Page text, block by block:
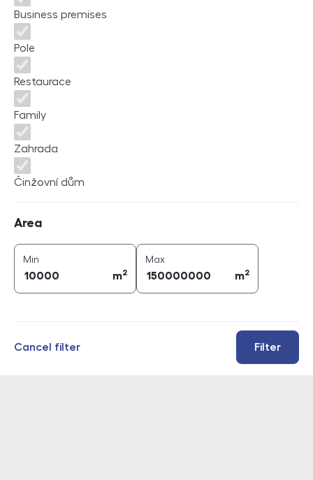
Business premises
Pole
Restaurace
Family
Zahrada
Činžovní dům
Area
Min
m2
Maxarea (
m2
Filter
Cancel filter